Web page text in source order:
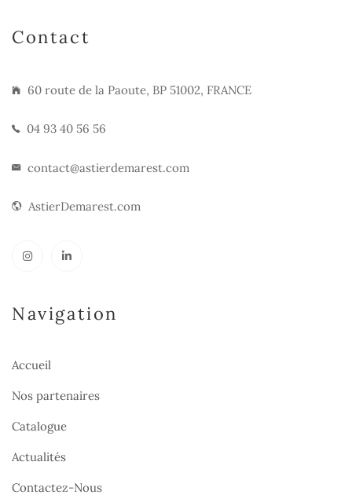
Contact
60 route de la Paoute, BP 51002, FRANCE
04 93 40 56 56
contact@astierdemarest.com
AstierDemarest.com
Navigation
Accueil
Nos partenaires
Catalogue
Actualités
Contactez-Nous